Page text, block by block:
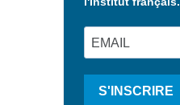
S'INSCRIRE